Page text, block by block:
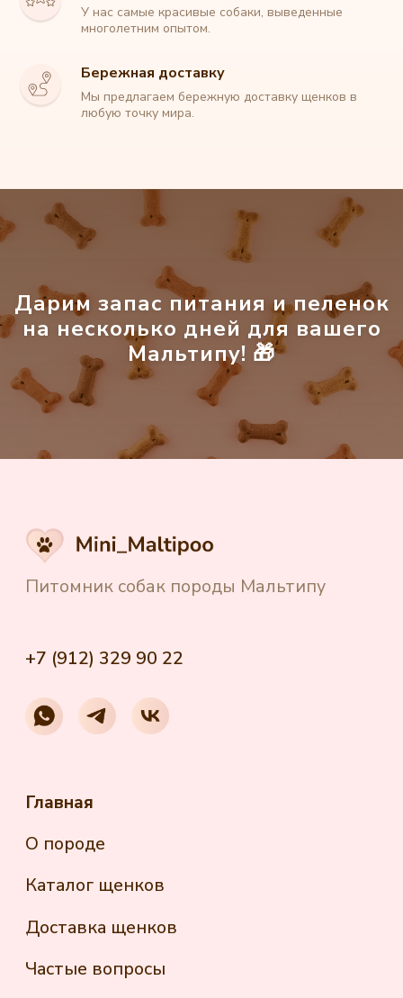
У нас самые красивые собаки, выведенные
многолетним опытом.
Бережная доставку
Мы предлагаем бережную доставку щенков в
любую точку мира.
Дарим запас питания и пеленок
на несколько дней для вашего
Мальтипу! 🎁
+7 (912) 329 90 22
Питомник собак породы Мальтипу
Каталог щенков
Доставка щенков
Частые вопросы
Отзывы
Контакты
Политика в отношении обработки
Создание и продвижение сайта